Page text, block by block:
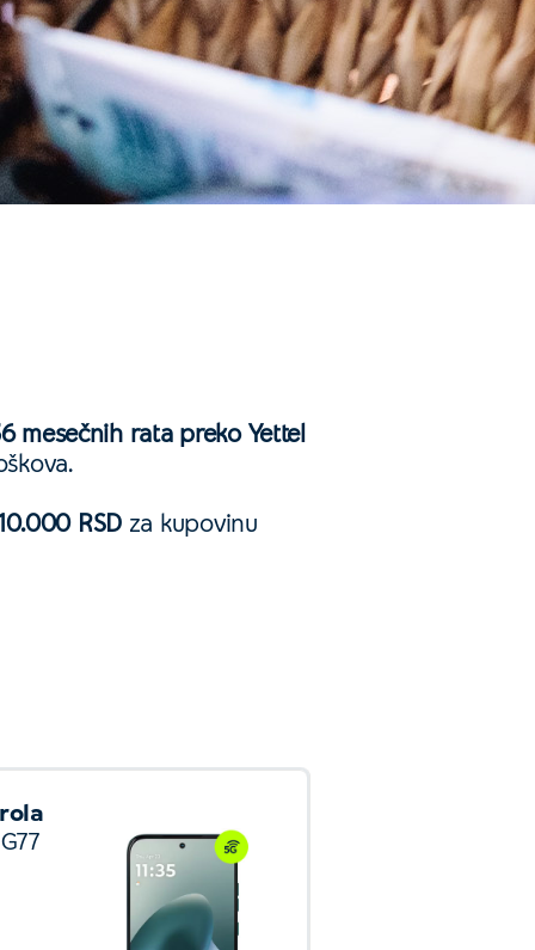
mesečnih rata preko Yettel
RSD za kupovinu